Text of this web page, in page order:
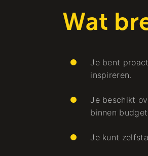
Wat
Je bent
inspireren.
Je beschikt
binnen
Je kunt